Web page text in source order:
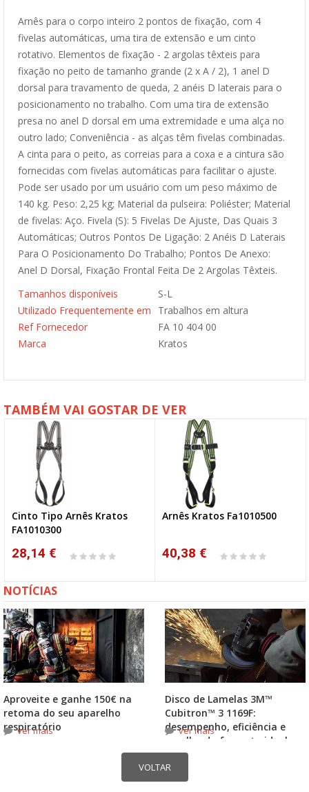
Arnês para o corpo inteiro 2 pontos de fixação, com 4
fivelas automáticas, uma tira de extensão e um cinto
rotativo. Elementos de fixação - 2 argolas têxteis para
fixação no peito de tamanho grande (2 x A / 2), 1 anel D
dorsal para travamento de queda, 2 anéis D laterais para o
posicionamento no trabalho. Com uma tira de extensão
presa no anel D dorsal em uma extremidade e uma alça no
outro lado; Conveniência - as alças têm fivelas combinadas.
A cinta para o peito, as correias para a coxa e a cintura são
fornecidas com fivelas automáticas para facilitar o ajuste.
Pode ser usado por um usuário com um peso máximo de
140 kg. Peso: 2,25 kg; Material da pulseira: Poliéster; Material
de fivelas: Aço. Fivela (S): 5 Fivelas De Ajuste, Das Quais 3
Automáticas; Outros Pontos De Ligação: 2 Anéis D Laterais
Para O Posicionamento Do Trabalho; Pontos De Anexo:
Anel D Dorsal, Fixação Frontal Feita De 2 Argolas Têxteis.
Tamanhos disponíveis
S-L
Utilizado Frequentemente em
Trabalhos em altura
Ref Fornecedor
FA 10 404 00
Marca
Kratos
TAMBÉM VAI GOSTAR DE VER
Cinto Tipo Arnês Kratos
FA1010300
28,14 €
Arnês Kratos Fa1010500
40,38 €
NOTÍCIAS
Aproveite e ganhe 150€ na
retoma do seu aparelho
respiratório
ver mais
Disco de Lamelas 3M™
Cubitron™ 3 1169F:
desempenho, eficiência e
escolha do formato ideal
ver mais